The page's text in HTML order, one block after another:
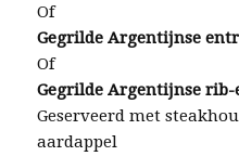
Of
Gegrilde Argentijnse
Of
Gegrilde Argentijnse rib-
Geserveerd met
aardappel